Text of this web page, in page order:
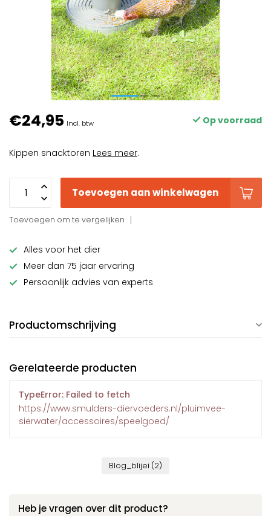
€24,95 Incl. btw Op voorraad
Kippen snacktoren Lees meer.
Toevoegen aan winkelwagen
Toevoegen om te vergelijken
Alles voor het dier
Meer dan 75 jaar ervaring
Persoonlijk advies van experts
Productomschrijving
Gerelateerde producten
TypeError: Failed to fetch
https://www.smulders-diervoeders.nl/pluimvee-
sierwater/accessoires/speelgoed/
Blog_blijei (2)
Heb je vragen over dit product?